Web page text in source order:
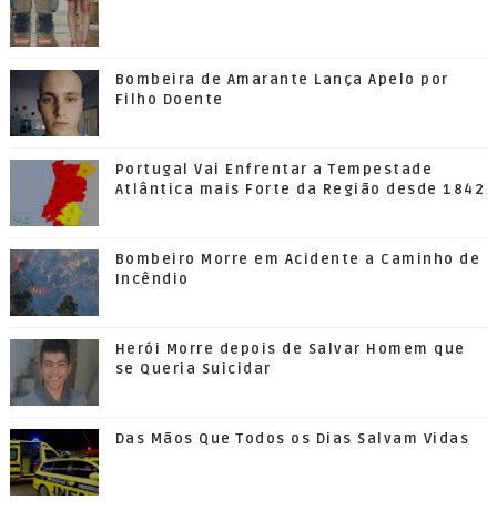
Bombeira de Amarante Lança Apelo por
Filho Doente
Portugal Vai Enfrentar a Tempestade
Atlântica mais Forte da Região desde 1842
Bombeiro Morre em Acidente a Caminho de
Incêndio
Herói Morre depois de Salvar Homem que
se Queria Suicidar
Das Mãos Que Todos os Dias Salvam Vidas